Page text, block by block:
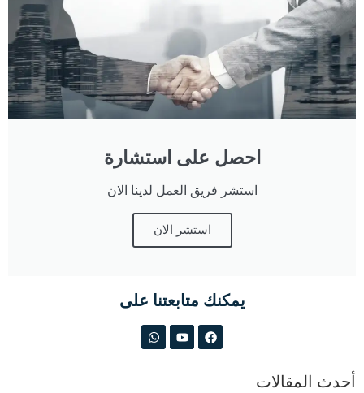
احصل على استشارة
استشر فريق العمل لدينا الان
استشر الان
يمكنك متابعتنا على
أحدث المقالات